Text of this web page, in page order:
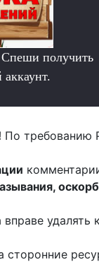
получить
По требованию
удалять
сторонние